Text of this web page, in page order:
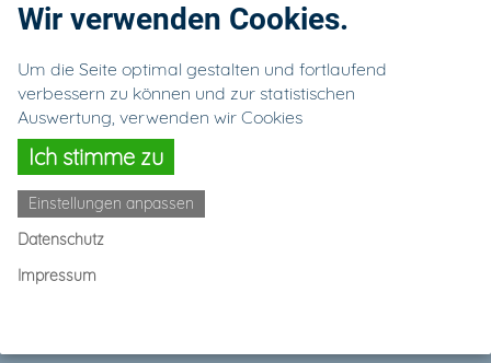
Ausrüstung
Partner
Galerie
Kontakt
Impressum
Wir verwenden Cookies.
Um die Seite optimal gestalten und fortlaufend
verbessern zu können und zur statistischen
Auswertung, verwenden wir Cookies
Ich stimme zu
Einstellungen anpassen
Datenschutz
Impressum